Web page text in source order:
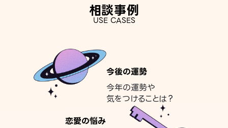
相談事例
USE CASES
今後の運勢
今年の運勢や
気をつけることは？
恋愛の悩み